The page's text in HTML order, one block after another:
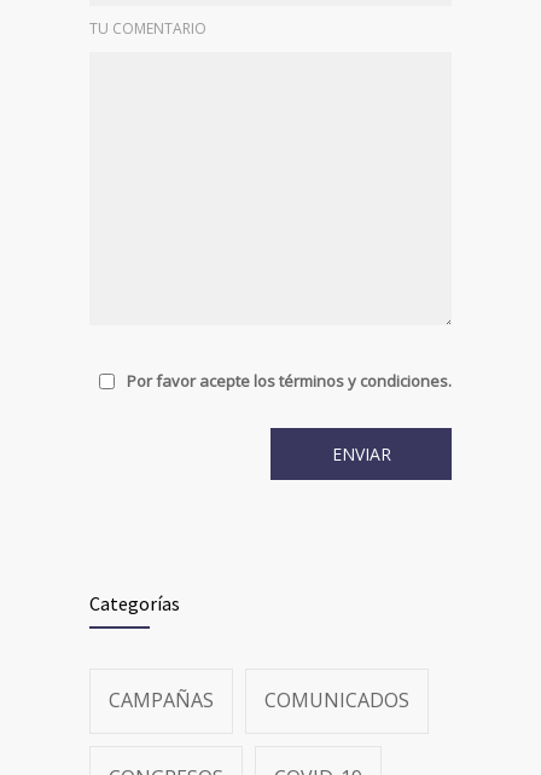
TU COMENTARIO
Por favor acepte los términos y condiciones.
Categorías
CAMPAÑAS COMUNICADOS